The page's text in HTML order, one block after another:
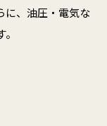
に、油圧・電気な